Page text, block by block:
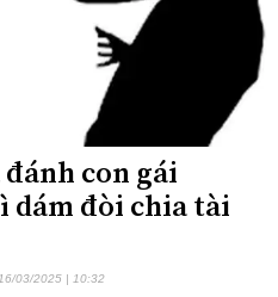
con gái
dám đòi chia tài
03/2025 | 10:32